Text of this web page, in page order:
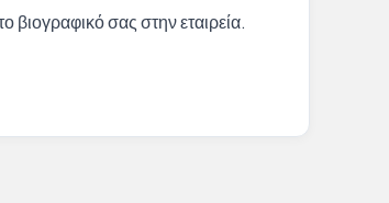
βιογραφικό σας στην εταιρεία.